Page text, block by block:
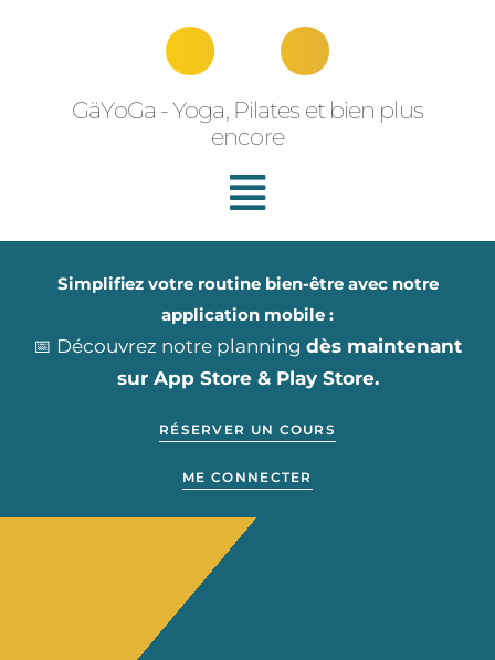
GäYoGa - Yoga, Pilates et bien plus
encore
Simplifiez votre routine bien-être avec notre
application mobile :
📅 Découvrez notre planning dès maintenant
sur App Store & Play Store.
RÉSERVER UN COURS
ME CONNECTER